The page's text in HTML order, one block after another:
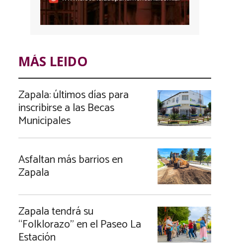
MÁS LEIDO
Zapala: últimos días para
inscribirse a las Becas
Municipales
Asfaltan más barrios en
Zapala
Zapala tendrá su
“Folklorazo” en el Paseo La
Estación